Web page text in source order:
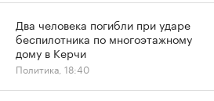
Два человека погибли при ударе
беспилотника по многоэтажному
дому в Керчи
Политика, 18:40